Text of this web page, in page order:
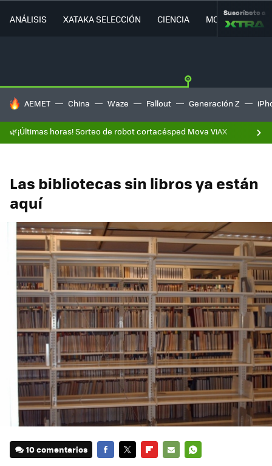
ANÁLISIS XATAKA SELECCIÓN CIENCIA MOVILIDAD
Suscríbete a
HOY SE HABLA DE
AEMET China Waze Fallout Generación Z
🌿¡Últimas horas! Sorteo de robot cortacésped Mova ViAX
Las bibliotecas sin libros ya están
aquí
10 comentarios